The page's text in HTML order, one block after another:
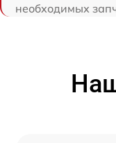
необходимых